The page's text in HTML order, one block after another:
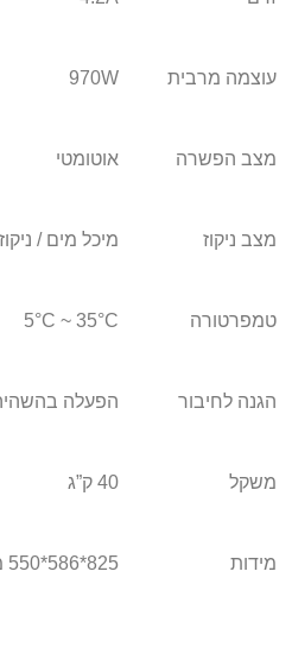
עוצמה מרבית 970W
מצב הפשרה אוטומטי
מצב ניקוז מיכל מים /
טמפרטורה 5°C ~ 35°C
הגנה לחיבור הפעלה בהשהיה של
משקל 40 ק”ג
מידות 825*586*550 מ”מ